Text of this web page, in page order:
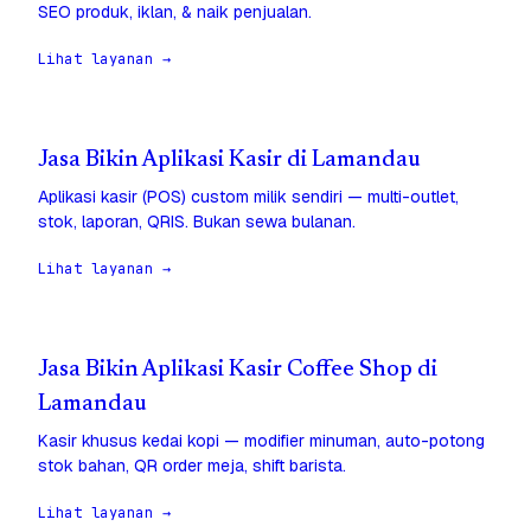
SEO produk, iklan, & naik penjualan.
Lihat layanan →
Jasa Bikin Aplikasi Kasir di Lamandau
Aplikasi kasir (POS) custom milik sendiri — multi-outlet,
stok, laporan, QRIS. Bukan sewa bulanan.
Lihat layanan →
Jasa Bikin Aplikasi Kasir Coffee Shop di
Lamandau
Kasir khusus kedai kopi — modifier minuman, auto-potong
stok bahan, QR order meja, shift barista.
Lihat layanan →